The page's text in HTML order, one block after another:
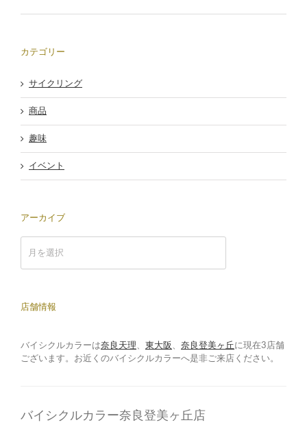
カテゴリー
サイクリング
商品
趣味
イベント
アーカイブ
カ
店舗情報
バイシクルカラーは奈良天理、 東大阪 、 奈良登美ヶ丘に現在3店舗
ございます。お近くのバイシクルカラーへ是非ご来店ください。
バイシクルカラー奈良登美ヶ丘店